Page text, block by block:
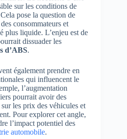
sur les conditions de
pose la question de
consommateurs et
plus liquide. L’enjeu est de
dissuader les
d’ABS.
également prendre en
qui influencent le
l’augmentation
pourrait avoir des
les prix des véhicules et
Pour explorer cet angle,
l’impact potentiel des
automobile.